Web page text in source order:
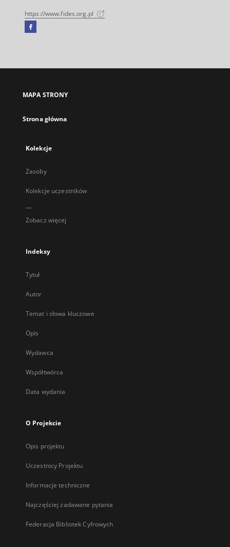
https://www.fides.org.pl
Facebook
się
karcie
MAPA STRONY
Strona główna
Kolekcje
Zasoby
Kolekcje uczestników
...
Zobacz więcej
Indeksy
Tytuł
Autor
Temat i słowa kluczowe
Opis
Wydawca
Współtwórca
Data wydania
O Projekcie
Opis projektu
Uczestnicy Projektu
Informacje techniczne
Najczęściej zadawane pytania
Federacja Bibliotek Cyfrowych